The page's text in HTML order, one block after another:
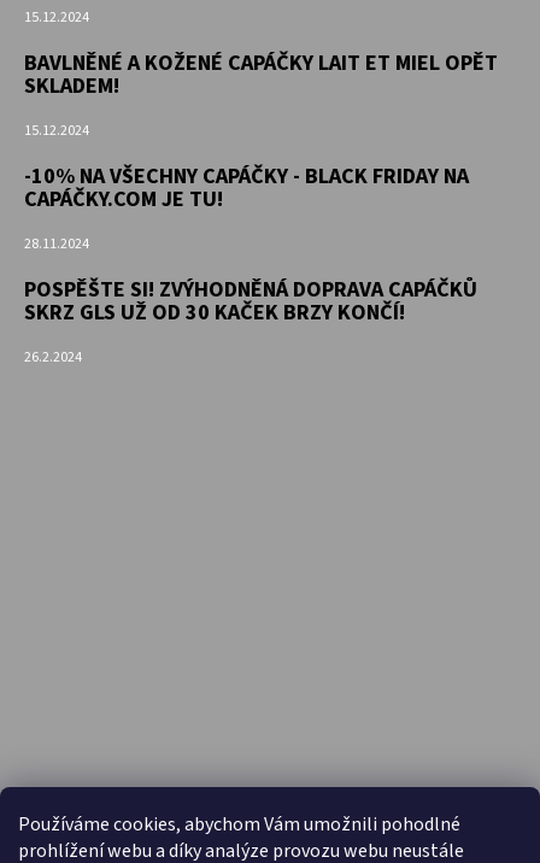
Používáme cookies, abychom Vám umožnili pohodlné
prohlížení webu a díky analýze provozu webu neustále
15.12.2024
BAVLNĚNÉ A KOŽENÉ CAPÁČKY LAIT ET MIEL OPĚT
SKLADEM!
15.12.2024
-10% NA VŠECHNY CAPÁČKY - BLACK FRIDAY NA
CAPÁČKY.COM JE TU!
28.11.2024
POSPĚŠTE SI! ZVÝHODNĚNÁ DOPRAVA CAPÁČKŮ
SKRZ GLS UŽ OD 30 KAČEK BRZY KONČÍ!
26.2.2024
PŘIJÍMÁME ONLINE PLATBY